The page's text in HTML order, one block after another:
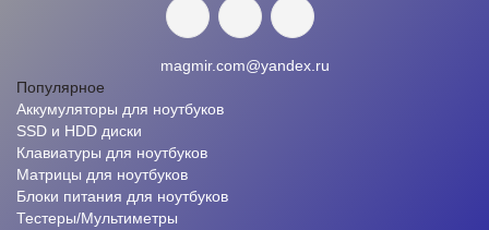
magmir.com@yandex.ru
Популярное
Аккумуляторы для ноутбуков
SSD и HDD диски
Клавиатуры для ноутбуков
Матрицы для ноутбуков
Блоки питания для ноутбуков
Тестеры/Мультиметры